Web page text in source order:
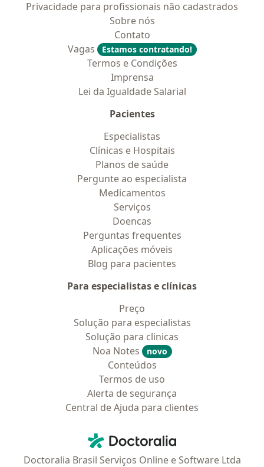
Privacidade para profissionais não cadastrados
Sobre nós
Contato
Vagas
Estamos contratando!
Termos e Condições
Imprensa
Lei da Igualdade Salarial
Pacientes
Especialistas
Clínicas e Hospitais
Planos de saúde
Pergunte ao especialista
Medicamentos
Serviços
Doencas
Perguntas frequentes
Aplicações móveis
Blog para pacientes
Para especialistas e clínicas
Preço
Solução para especialistas
Solução para clinicas
Noa Notes
novo
Conteúdos
Termos de uso
Alerta de segurança
Central de Ajuda para clientes
Doctoralia - Homepage
Doctoralia Brasil Serviços Online e Software Ltda